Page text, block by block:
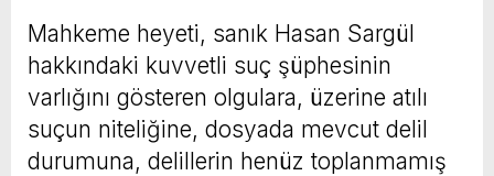
Mahkeme heyeti, sanık Hasan Sargül
hakkındaki kuvvetli suç şüphesinin
varlığını gösteren olgulara, üzerine atılı
suçun niteliğine, dosyada mevcut delil
durumuna, delillerin henüz toplanmamış